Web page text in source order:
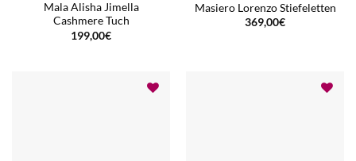
Mala Alisha Jimella
Cashmere Tuch
199,00€
Masiero Lorenzo Stiefeletten
369,00€